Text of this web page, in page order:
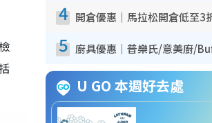
4
5
U GO 本週好去處